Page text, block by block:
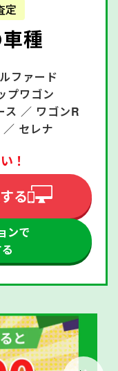
定
種
ファード
プワゴン
ス ／ ワゴンR
／ セレナ
！
る
ンで